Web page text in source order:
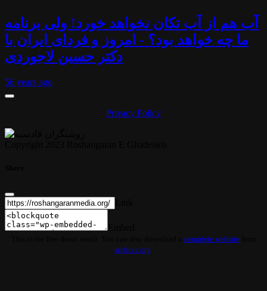
آب هم از آب تکان نخواهد خورد! ولی برنامه
ما چه خواهد بود؟ - امروز و فردای ایران با
دکتر حسین لاجوردی
56 years ago
Privacy Policy
complete websitefrom
archive.org